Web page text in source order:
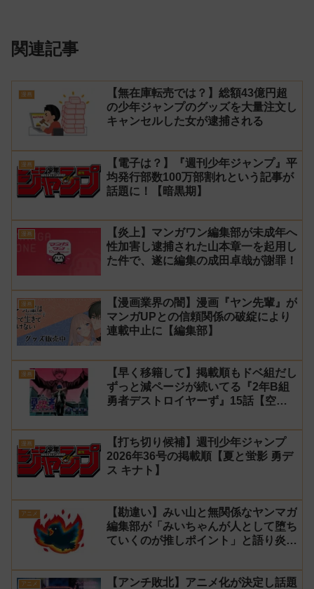
関連記事
漫画
【無在庫転売では？】総額43億円超
の少年ジャンプのグッズを大量注文し
キャンセルした女が逮捕される
漫画
【電子は？】『週刊少年ジャンプ』平
均発行部数100万部割れという記事が
話題に！【暗黒期】
漫画
【炎上】マンガワン編集部が未成年へ
性加害し逮捕された山本章一を起用し
た件で、遂に編集の成田卓哉が謝罪！
漫画
【漫画業界の闇】漫画『ヤン先輩』が
マンガUPとの信頼関係の破綻により
連載中止に【編集部】
漫画
【早く移籍して】掲載順もドベ組だし
ずっと減ページが続いてる『2年B組
勇者デストロイヤーず』15話【空
漫画
【打ち切り候補】週刊少年ジャンプ
2026年36号の掲載順【夏と蛍影 勇デ
ス キナト】
アニメ
【勘違い】みい山と無関係なヤンマガ
編集部が「みいちゃんが人として堕ち
ていくのが推しポイント」と語り炎上
ス】
アニメ
【アンチ敗北】アニメ化が決定し話題